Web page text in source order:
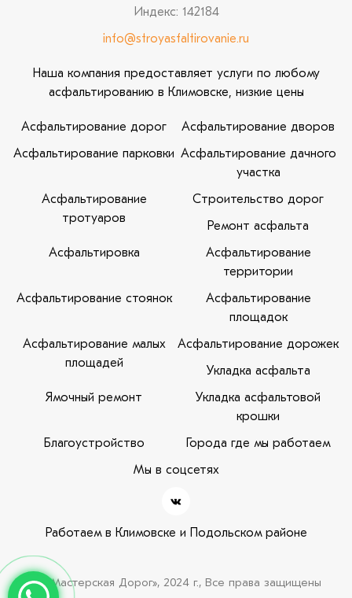
Индекс: 142184
info@stroyasfaltirovanie.ru
Наша компания предоставляет услуги по любому
асфальтированию в Климовске, низкие цены
Асфальтирование дорог
Асфальтирование дворов
Асфальтирование парковки Асфальтирование дачного
участка
Асфальтирование
тротуаров
Строительство дорог
Ремонт асфальта
Асфальтировка
Асфальтирование
территории
Асфальтирование стоянок
Асфальтирование
площадок
Асфальтирование малых
площадей
Асфальтирование дорожек
Укладка асфальта
Ямочный ремонт
Укладка асфальтовой
крошки
Благоустройство
Города где мы работаем
Мы в соцсетях
Работаем в Климовске и Подольском районе
© «Мастерская Дорог», 2024 г., Все права защищены